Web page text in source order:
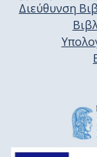
Διεύθυνση